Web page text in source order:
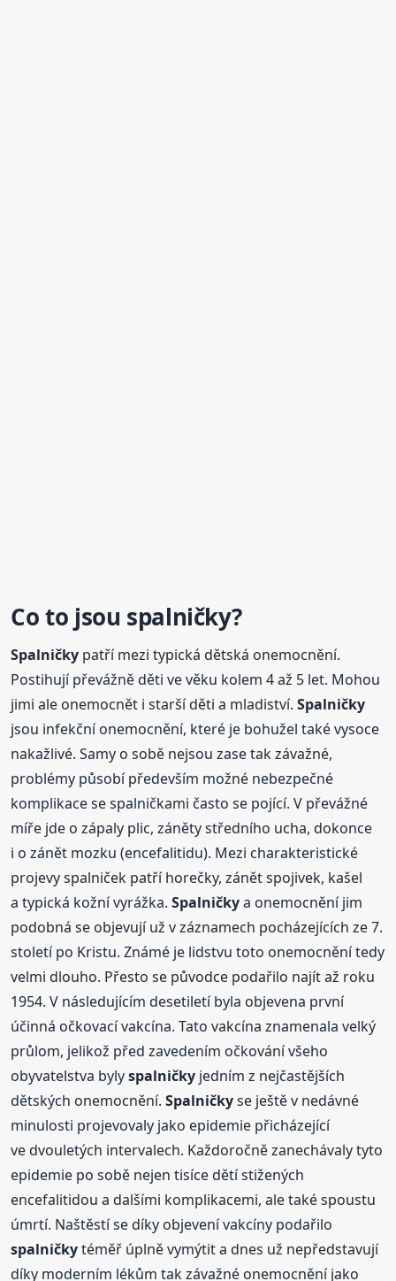
Co to jsou spalničky?
Spalničky patří mezi typická dětská onemocnění.
Postihují převážně děti ve věku kolem 4 až 5 let. Mohou
jimi ale onemocnět i starší děti a mladiství.Spalničky
jsou infekční onemocnění, které je bohužel také vysoce
nakažlivé. Samy o sobě nejsou zase tak závažné,
problémy působí především možné nebezpečné
komplikace se spalničkami často se pojící. V převážné
míře jde o zápaly plic, záněty středního ucha, dokonce
i o zánět mozku (encefalitidu). Mezi charakteristické
projevy spalniček patří horečky, zánět spojivek, kašel
a typická kožní vyrážka.Spalničkya onemocnění jim
podobná se objevují už v záznamech pocházejících ze 7.
století po Kristu. Známé je lidstvu toto onemocnění tedy
velmi dlouho. Přesto se původce podařilo najít až roku
1954. V následujícím desetiletí byla objevena první
účinná očkovací vakcína. Tato vakcína znamenala velký
průlom, jelikož před zavedením očkování všeho
obyvatelstva bylyspalničky jedním z nejčastějších
dětských onemocnění.Spalničkyse ještě v nedávné
minulosti projevovaly jako epidemie přicházející
ve dvouletých intervalech. Každoročně zanechávaly tyto
epidemie po sobě nejen tisíce dětí stižených
encefalitidou a dalšími komplikacemi, ale také spoustu
úmrtí. Naštěstí se díky objevení vakcíny podařilo
spalničkytéměř úplně vymýtit a dnes už nepředstavují
díky moderním lékům tak závažné onemocnění jako